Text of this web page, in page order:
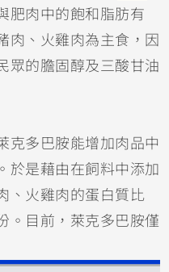
肥肉中的飽和脂肪有
肉、火雞肉為主食，因
眾的膽固醇及三酸甘油
克多巴胺能增加肉品中
於是藉由在飼料中添加
、火雞肉的蛋白質比
。目前，萊克多巴胺僅